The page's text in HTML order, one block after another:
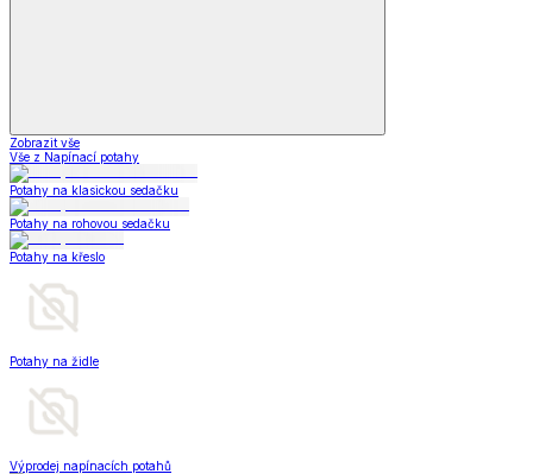
Zobrazit vše
Vše z Napínací potahy
Potahy na klasickou sedačku
Potahy na rohovou sedačku
Potahy na křeslo
Potahy na židle
Výprodej napínacích potahů